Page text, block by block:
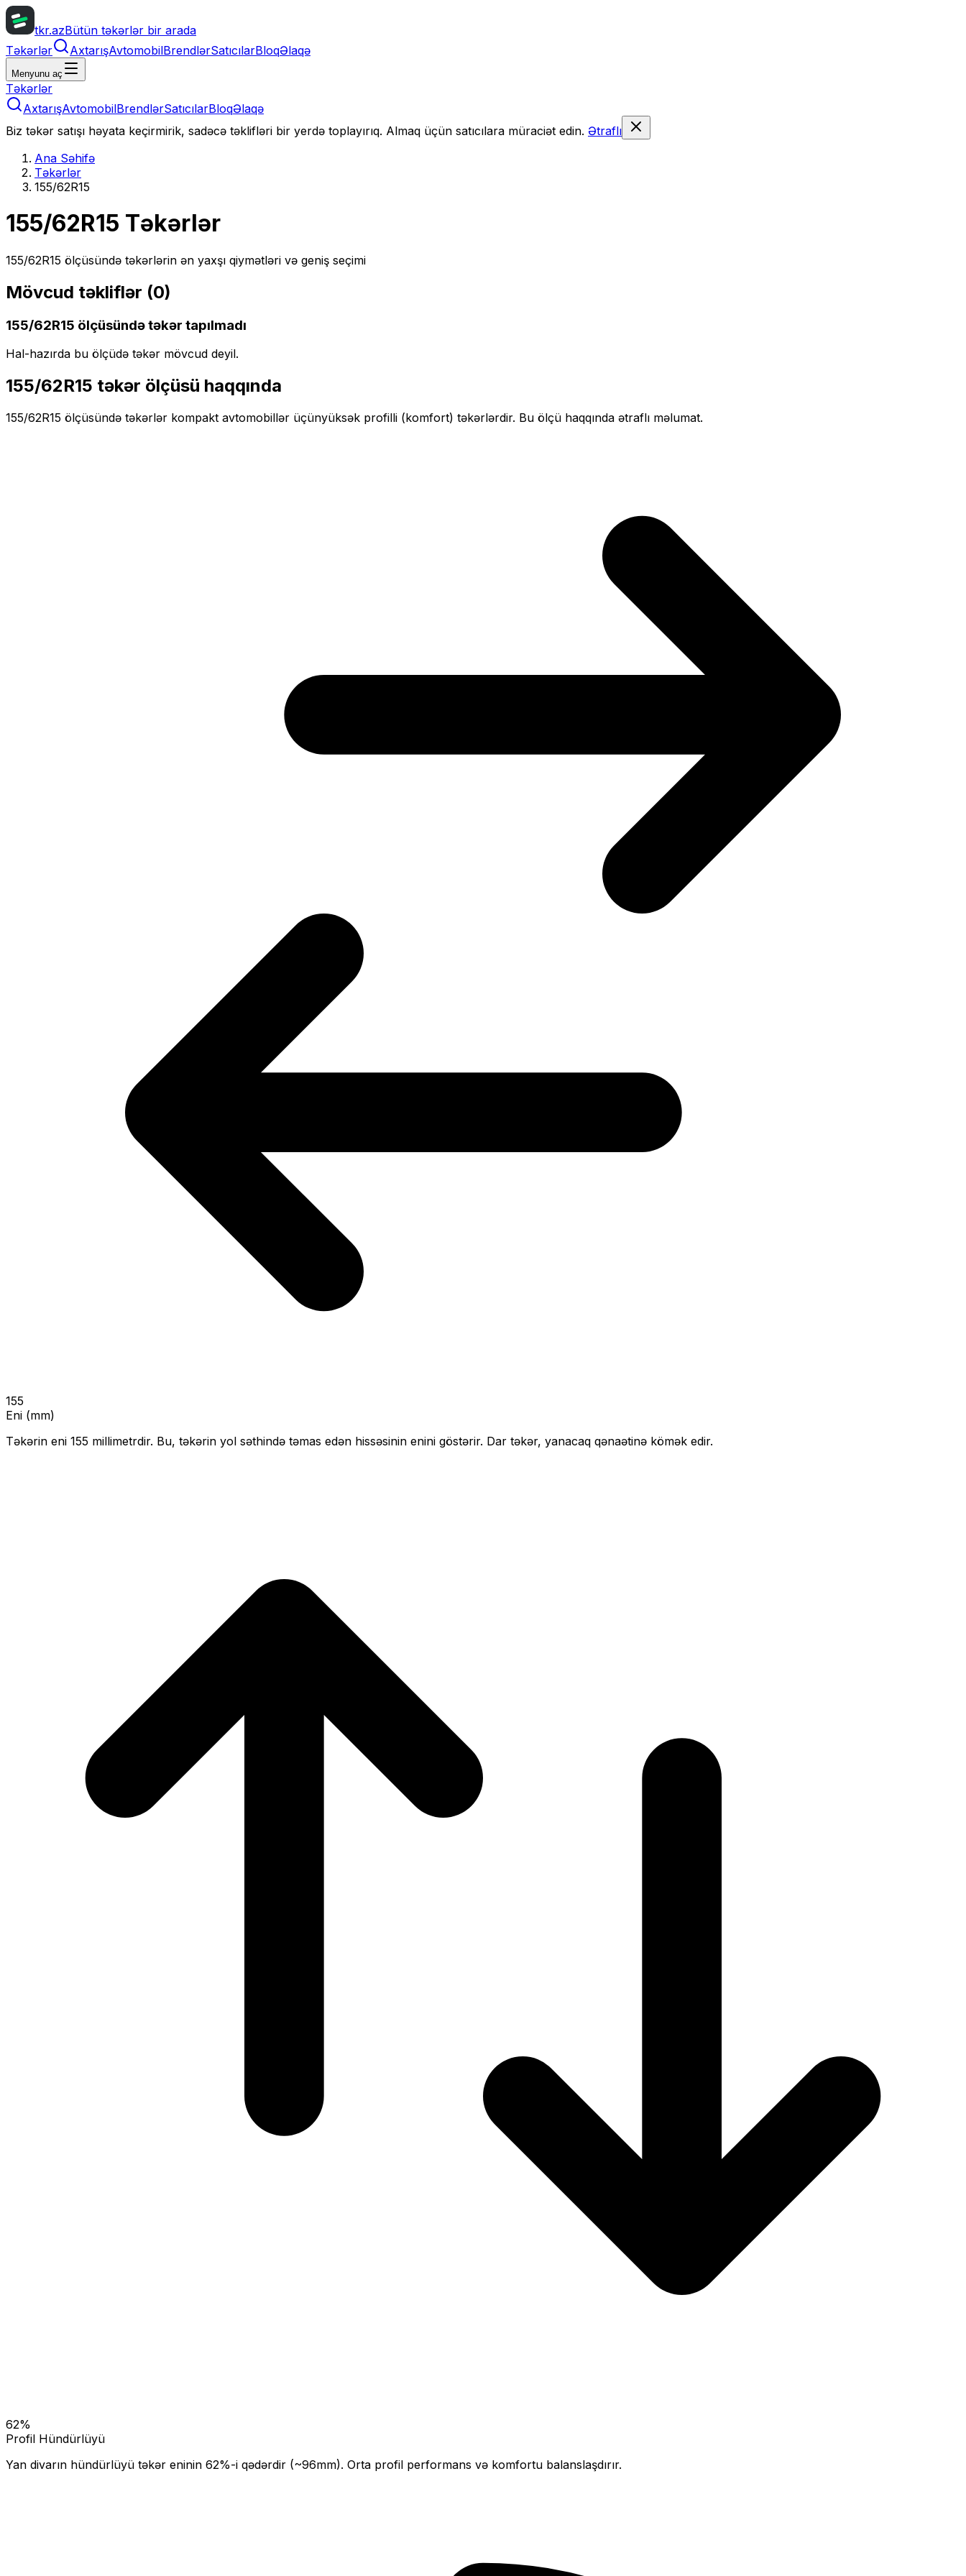
tkr.azBütün təkərlər bir arada
Təkərlər
AxtarışAvtomobilBrendlərSatıcılarBloqƏlaqə
Menyunu aç
Təkərlər
AxtarışAvtomobilBrendlərSatıcılarBloqƏlaqə
Biz təkər satışı həyata keçirmirik, sadəcə təklifləri bir yerdə toplayırıq. Almaq üçün satıcılara müraciət edin. Ətraflı
Ana Səhifə
Təkərlər
155/62R15
155/62R15 Təkərlər
155/62R15 ölçüsündə təkərlərin ən yaxşı qiymətləri və geniş seçimi
Mövcud təkliflər (0)
155/62R15 ölçüsündə təkər tapılmadı
Hal-hazırda bu ölçüdə təkər mövcud deyil.
155/62R15 təkər ölçüsü haqqında
155/62R15 ölçüsündə təkərlər kompakt avtomobillər üçünyüksək profilli (komfort) təkərlərdir. Bu ölçü haqqında ətraflı məlumat.
155
Eni (mm)
Təkərin eni 155 millimetrdir. Bu, təkərin yol səthində təmas edən hissəsinin enini göstərir. Dar təkər, yanacaq qənaətinə kömək edir.
62%
Profil Hündürlüyü
Yan divarın hündürlüyü təkər eninin 62%-i qədərdir (~96mm). Orta profil performans və komfortu balanslaşdırır.